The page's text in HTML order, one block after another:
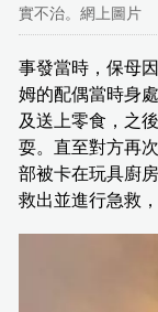
實不治。網上圖片
事發當時，保母
姆的配偶當時身
及送上零食，之
耍。直至對方再
部被卡在玩具廚
救出並進行急救